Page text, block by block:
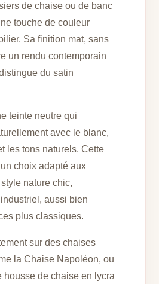
de chaise ou de banc
touche de couleur
Sa finition mat, sans
un rendu contemporain
du satin
teinte neutre qui
avec le blanc,
les tons naturels. Cette
choix adapté aux
nature chic,
aussi bien
plus classiques.
sur des chaises
la Chaise Napoléon, ou
housse de chaise en lycra